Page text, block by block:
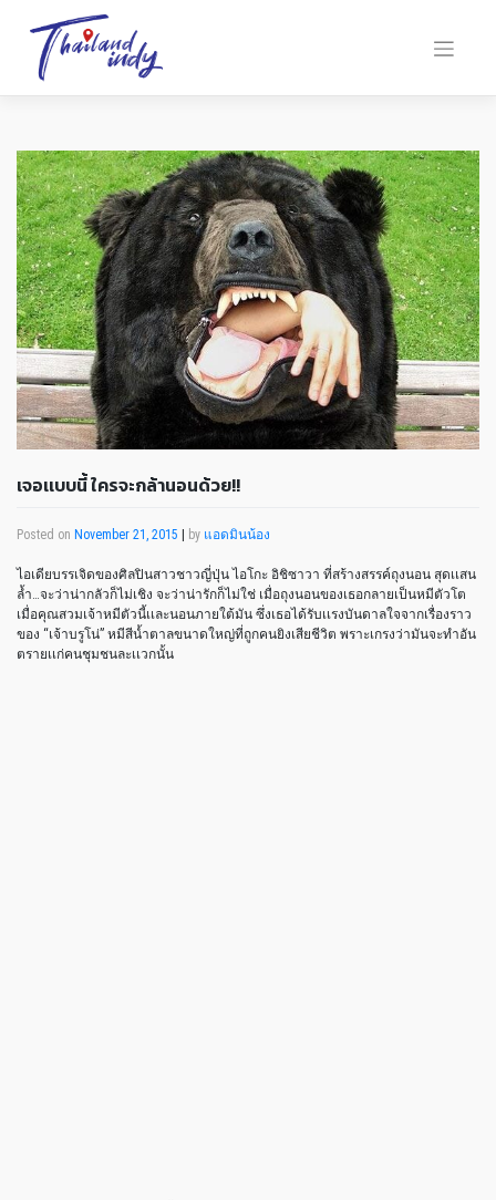
เจอเเบบนี้ ใครจะกล้านอนด้วย!!
Posted on November 21, 2015 | by แอดมินน้อง
ไอเดียบรรเจิดของศิลปินสาวชาวญี่ปุ่น ไอโกะ อิชิซาวา ที่สร้างสรรค์ถุงนอน สุดเเสน
ล้ำ…จะว่าน่ากลัวก็ไม่เชิง จะว่าน่ารักก็ไม่ใช่ เมื่อถุงนอนของเธอกลายเป็นหมีตัวโต
เมื่อคุณสวมเจ้าหมีตัวนี้เเละนอนภายใต้มัน ซึ่งเธอได้รับเเรงบันดาลใจจากเรื่องราว
ของ “เจ้าบรูโน่” หมีสีน้ำตาลขนาดใหญ่ที่ถูกคนยิงเสียชีวิต พราะเกรงว่ามันจะทำอัน
ตรายเเก่คนชุมชนละเเวกนั้น